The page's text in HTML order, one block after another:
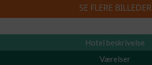
SE FLERE BILLEDER
Geitryggen 14C
Hotel beskrivelse
Værelser